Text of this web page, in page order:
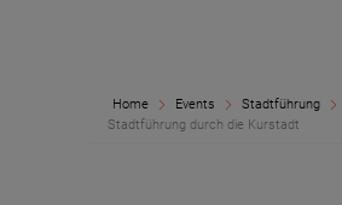
Home Events Stadtführung
Stadtführung durch die Kurstadt